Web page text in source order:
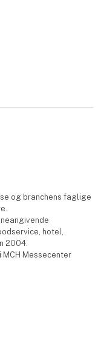
og branchens faglige
hotel,
2004.
Messecenter